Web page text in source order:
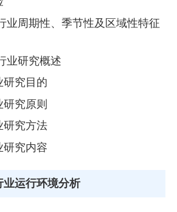
业周期性、季节性及区域性特征
业研究概述
研究目的
研究原则
研究方法
研究内容
业运行环境分析